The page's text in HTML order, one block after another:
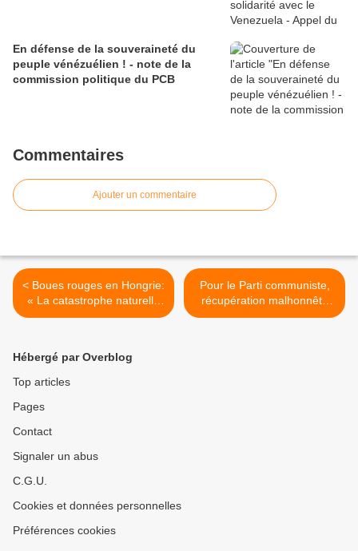
En défense de la souveraineté du
peuple vénézuélien ! - note de la
commission politique du PCB
Commentaires
Ajouter un commentaire
< Boues rouges en Hongrie:
« La catastrophe naturelle
la plus importante du
Pour le Parti communiste,
récupération malhonnête
par la droite péruvienne du
Hébergé par Overblog
Top articles
Pages
Contact
Signaler un abus
C.G.U.
Cookies et données personnelles
Préférences cookies